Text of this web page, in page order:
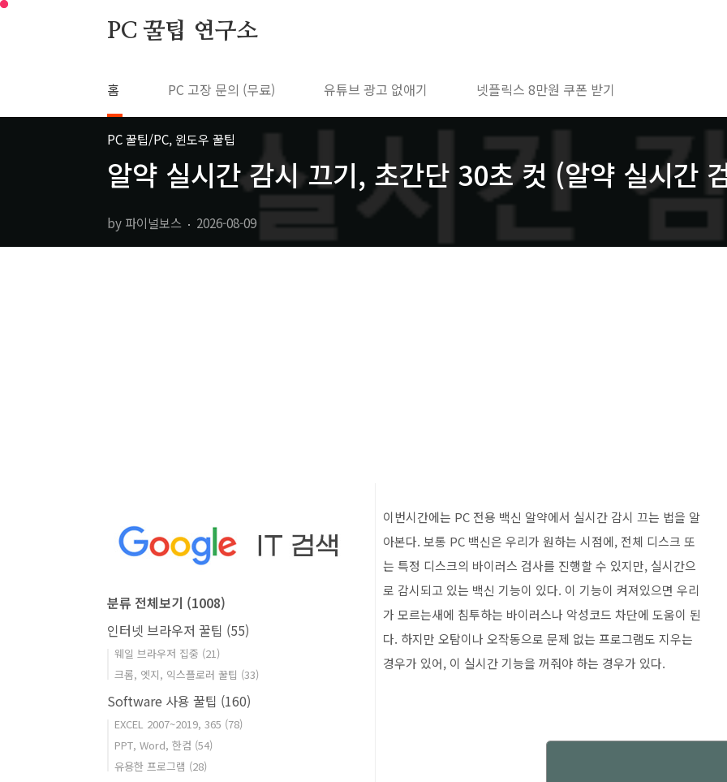
본문 바로가기
PC 꿀팁 연구소
홈 PC 고장 문의 (무료) 유튜브 광고 없애기 넷플릭스 8만원 쿠폰 받기
PC 꿀팁/PC, 윈도우 꿀팁
알약 실시간 감시 끄기, 초간단 30초 컷 (알약 실시간
by 파이널보스 2026-08-09
이번시간에는 PC 전용 백신 알약에서 실시간 감시 끄는 법을 알
아본다. 보통 PC 백신은 우리가 원하는 시점에, 전체 디스크 또
는 특정 디스크의 바이러스 검사를 진행할 수 있지만, 실시간으
로 감시되고 있는 백신 기능이 있다. 이 기능이 켜져있으면 우리
가 모르는새에 침투하는 바이러스나 악성코드 차단에 도움이 된
다. 하지만 오탐이나 오작동으로 문제 없는 프로그램도 지우는
경우가 있어, 이 실시간 기능을 꺼줘야 하는 경우가 있다.
분류 전체보기 (1008)
인터넷 브라우저 꿀팁 (55)
웨일 브라우저 집중 (21)
크롬, 엣지, 익스플로러 꿀팁 (33)
Software 사용 꿀팁 (160)
EXCEL 2007~2019, 365 (78)
PPT, Word, 한컴 (54)
유용한 프로그램 (28)